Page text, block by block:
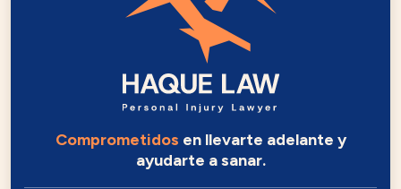
Comprometidos en llevarte adelante y
ayudarte a sanar.